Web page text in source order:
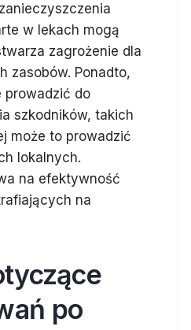
w lekach mogą
zagrożenie dla
zasobów. Ponadto,
prowadzić do
szkodników, takich
może to prowadzić
lokalnych.
na efektywność
na
po